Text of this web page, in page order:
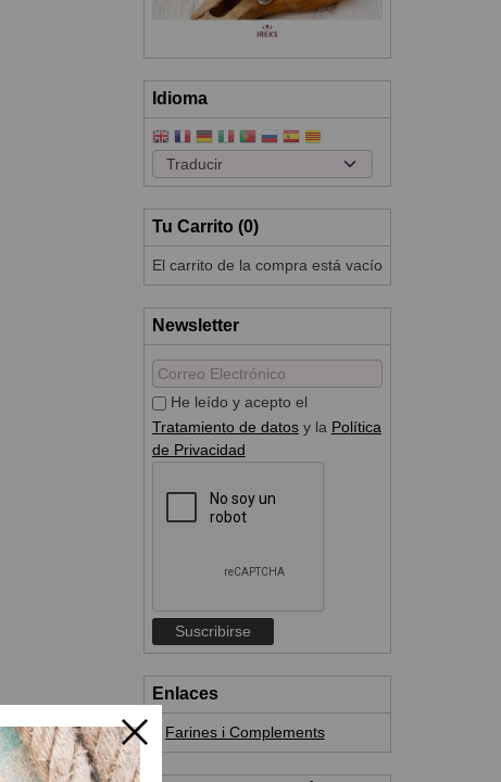
Idioma
Tu Carrito (0)
El carrito de la compra está vacío
Newsletter
He leído y acepto el
Tratamiento de datosy la Política
de Privacidad
Enlaces
Farines i Complements